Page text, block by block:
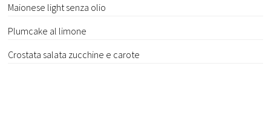
Maionese light senza olio
Plumcake al limone
Crostata salata zucchine e carote